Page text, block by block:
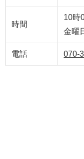
時間
10時
金曜
電話 070-